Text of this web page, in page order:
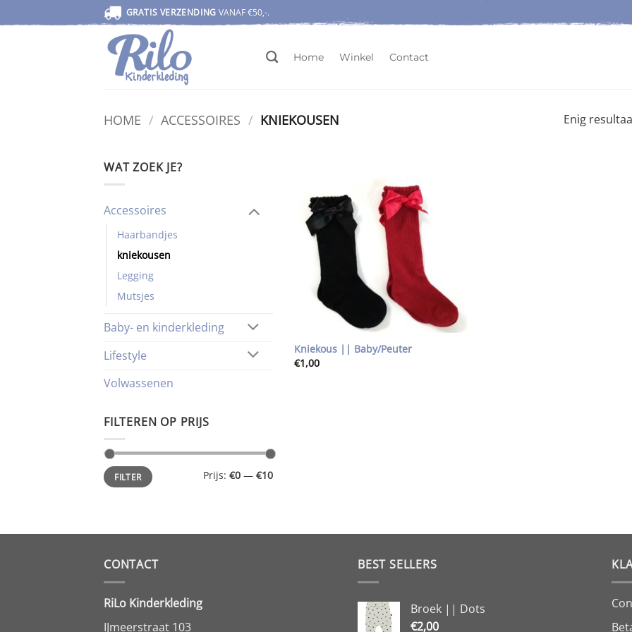
naar
GRATIS VERZENDING VANAF €50,-.
Home Winkel Contact
HOME / ACCESSOIRES / KNIEKOUSEN Enig
WAT ZOEK JE?
Accessoires
Haarbandjes
kniekousen
Legging
Mutsjes
Baby- en kinderkleding
Lifestyle
Volwassenen
FILTEREN OP PRIJS
Min.
prijs
Max.
prijsFILTER Prijs: €0 — €10
Toevoegen
wenslijst
Kniekous || Baby/Peuter
€1,00
CONTACT
RiLo Kinderkleding
IJmeerstraat 103
BEST SELLERS
Broek || Dots
€2,00